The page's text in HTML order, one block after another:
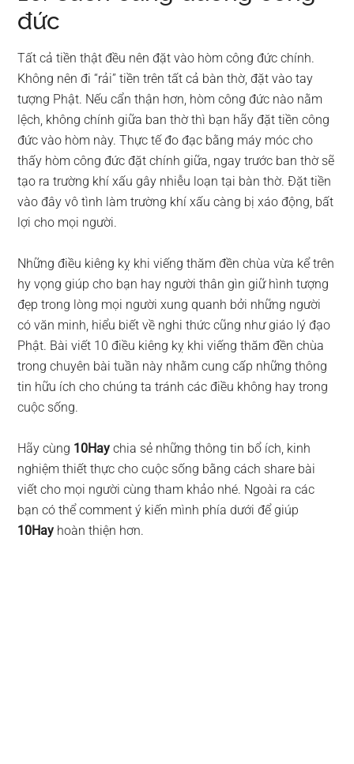
đức
Tất cả tiền thật đều nên đặt vào hòm công đức chính.
Không nên đi “rải” tiền trên tất cả bàn thờ, đặt vào tay
tượng Phật. Nếu cẩn thận hơn, hòm công đức nào nằm
lệch, không chính giữa ban thờ thì bạn hãy đặt tiền công
đức vào hòm này. Thực tế đo đạc bằng máy móc cho
thấy hòm công đức đặt chính giữa, ngay trước ban thờ sẽ
tạo ra trường khí xấu gây nhiễu loạn tại bàn thờ. Đặt tiền
vào đây vô tình làm trường khí xấu càng bị xáo động, bất
lợi cho mọi người.
Những điều kiêng kỵ khi viếng thăm đền chùa vừa kể trên
hy vọng giúp cho bạn hay người thân gìn giữ hình tượng
đẹp trong lòng mọi người xung quanh bởi những người
có văn minh, hiểu biết về nghi thức cũng như giáo lý đạo
Phật. Bài viết 10 điều kiêng kỵ khi viếng thăm đền chùa
trong chuyên bài tuần này nhằm cung cấp những thông
tin hữu ích cho chúng ta tránh các điều không hay trong
cuộc sống.
Hãy cùng 10Hay chia sẻ những thông tin bổ ích, kinh
nghiệm thiết thực cho cuộc sống bằng cách share bài
viết cho mọi người cùng tham khảo nhé. Ngoài ra các
bạn có thể comment ý kiến mình phía dưới để giúp
10Hay hoàn thiện hơn.